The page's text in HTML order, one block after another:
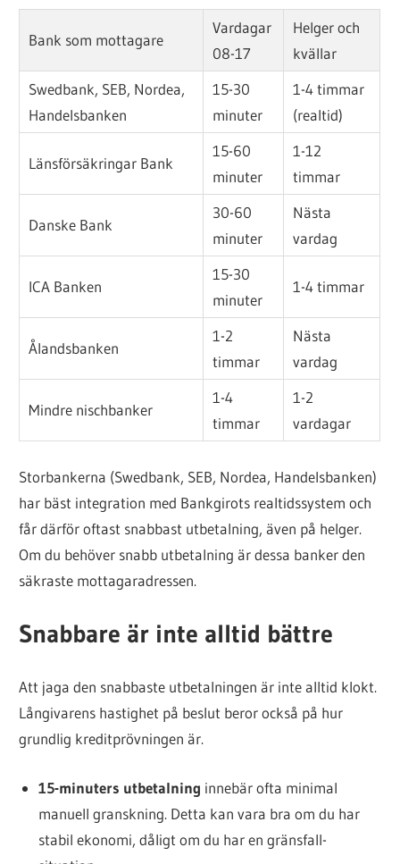
Bank som mottagare
Vardagar
08-17
Helger och
kvällar
Swedbank, SEB, Nordea,
Handelsbanken
15-30
minuter
1-4 timmar
(realtid)
Länsförsäkringar Bank
15-60
minuter
1-12
timmar
Danske Bank
30-60
minuter
Nästa
vardag
ICA Banken
15-30
minuter
1-4 timmar
Ålandsbanken
1-2
timmar
Nästa
vardag
Mindre nischbanker
1-4
timmar
1-2
vardagar
Storbankerna (Swedbank, SEB, Nordea, Handelsbanken)
har bäst integration med Bankgirots realtidssystem och
får därför oftast snabbast utbetalning, även på helger.
Om du behöver snabb utbetalning är dessa banker den
säkraste mottagaradressen.
Snabbare är inte alltid bättre
Att jaga den snabbaste utbetalningen är inte alltid klokt.
Långivarens hastighet på beslut beror också på hur
grundlig kreditprövningen är.
15-minuters utbetalning innebär ofta minimal
manuell granskning. Detta kan vara bra om du har
stabil ekonomi, dåligt om du har en gränsfall-